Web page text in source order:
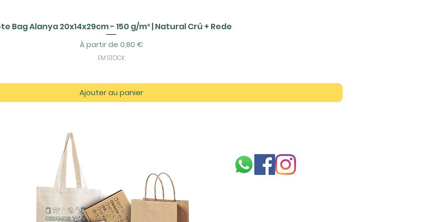
Bag Alanya 20x14x29cm - 150 g/m² | Natural Crú + Rede
À partir de 0,80 €
Prix promotionnel
EM STOCK
Ajouter au panier